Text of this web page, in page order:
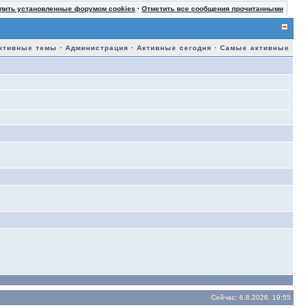
установленные форумом cookies · Отметить все сообщения прочитанными
темы ·Администрация ·Активные сегодня ·Самые активные
Сейчас: 6.8.2026, 19:55